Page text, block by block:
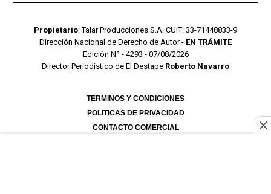
Propietario: Talar Producciones S.A. CUIT: 33-71448833-9
Dirección Nacional de Derecho de Autor - EN TRÁMITE
Edición Nº - 4293 - 07/08/2026
Director Periodístico de El Destape Roberto Navarro
TERMINOS Y CONDICIONES
POLITICAS DE PRIVACIDAD
CONTACTO COMERCIAL